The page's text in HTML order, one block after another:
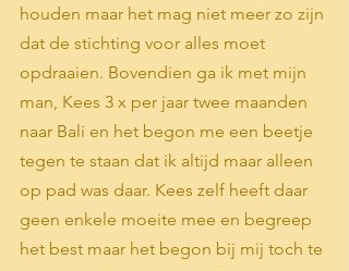
houden maar het mag niet meer zo zijn
dat de stichting voor alles moet
opdraaien. Bovendien ga ik met mijn
man, Kees 3 x per jaar twee maanden
naar Bali en het begon me een beetje
tegen te staan dat ik altijd maar alleen
op pad was daar. Kees zelf heeft daar
geen enkele moeite mee en begreep
het best maar het begon bij mij toch te